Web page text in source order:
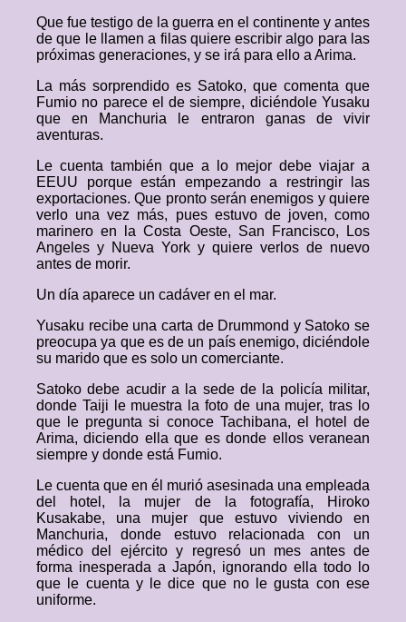
Que fue testigo de la guerra en el continente y antes
de que le llamen a filas quiere escribir algo para las
próximas generaciones, y se irá para ello a Arima.
La más sorprendido es Satoko, que comenta que
Fumio no parece el de siempre, diciéndole Yusaku
que en Manchuria le entraron ganas de vivir
aventuras.
Le cuenta también que a lo mejor debe viajar a
EEUU porque están empezando a restringir las
exportaciones. Que pronto serán enemigos y quiere
verlo una vez más, pues estuvo de joven, como
marinero en la Costa Oeste, San Francisco, Los
Angeles y Nueva York y quiere verlos de nuevo
antes de morir.
Un día aparece un cadáver en el mar.
Yusaku recibe una carta de Drummond y Satoko se
preocupa ya que es de un país enemigo, diciéndole
su marido que es solo un comerciante.
Satoko debe acudir a la sede de la policía militar,
donde Taiji le muestra la foto de una mujer, tras lo
que le pregunta si conoce Tachibana, el hotel de
Arima, diciendo ella que es donde ellos veranean
siempre y donde está Fumio.
Le cuenta que en él murió asesinada una empleada
del hotel, la mujer de la fotografía, Hiroko
Kusakabe, una mujer que estuvo viviendo en
Manchuria, donde estuvo relacionada con un
médico del ejército y regresó un mes antes de
forma inesperada a Japón, ignorando ella todo lo
que le cuenta y le dice que no le gusta con ese
uniforme.